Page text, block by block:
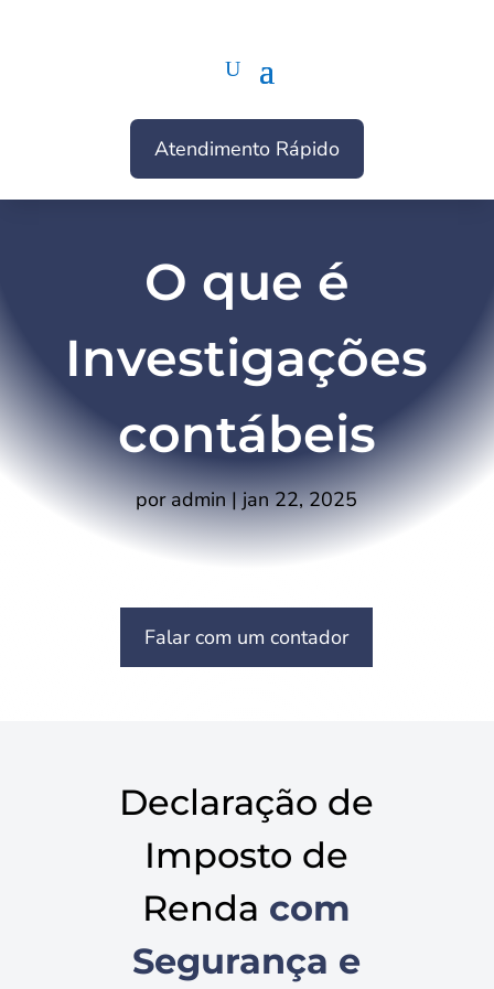
Atendimento Rápido
O que é
Investigações
contábeis
poradmin|jan 22, 2025
Falar com um contador
Declaração de
Imposto de
Renda com
Segurança e